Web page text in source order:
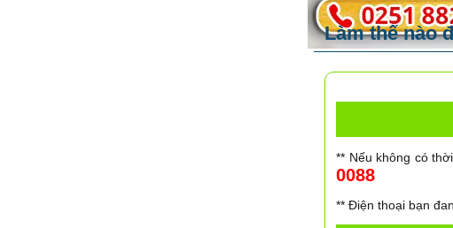
Làm thế nào
** Nếu không có
0088
** Điện thoại bạn